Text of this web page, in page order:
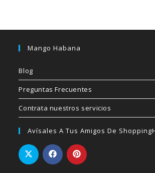
Mango Habana
Blog
Preguntas Frecuentes
Contrata nuestros servicios
Avísales A Tus Amigos De